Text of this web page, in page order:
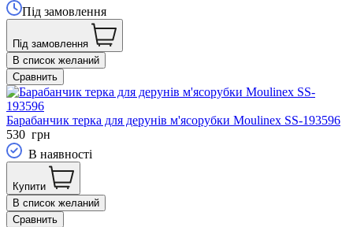
Під замовлення
Під замовлення
В список желаний
Сравнить
Барабанчик терка для дерунів м'ясорубки Moulinex SS-193596
530 грн
В наявності
Купити
В список желаний
Сравнить